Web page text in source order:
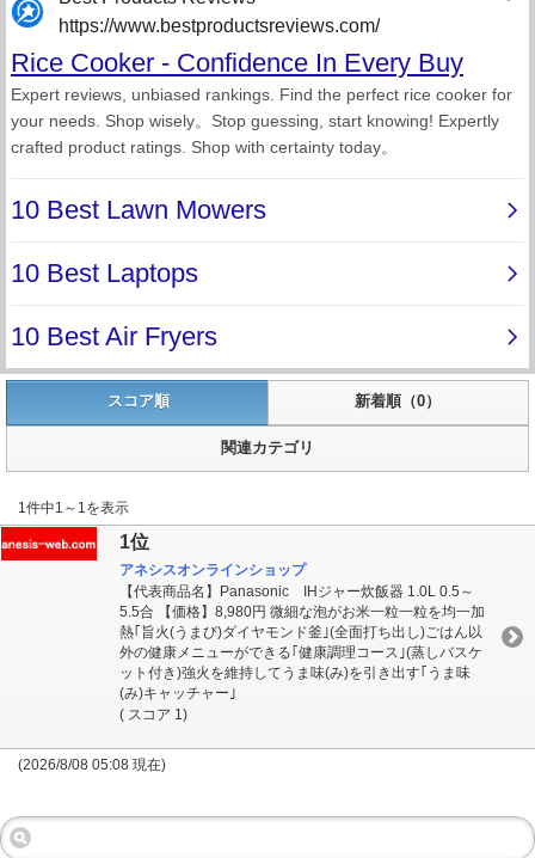
スコア順 新着順（0）
関連カテゴリ
1件中1～1を表示
1位
アネシスオンラインショップ
【代表商品名】Panasonic IHジャー炊飯器 1.0L 0.5～
5.5合 【価格】8,980円 微細な泡がお米一粒一粒を均一加
熱｢旨火(うまび)ダイヤモンド釜｣(全面打ち出し)ごはん以
外の健康メニューができる｢健康調理コース｣(蒸しバスケ
ット付き)強火を維持してうま味(み)を引き出す｢うま味
(み)キャッチャー｣
( スコア 1)
(2026/8/08 05:08 現在)